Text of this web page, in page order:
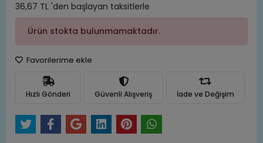
36,67 TL 'den başlayan taksitlerle
Ürün stokta bulunmamaktadır.
Favorilerime ekle
Hızlı Gönderi Güvenli Alışveriş İade ve Değişim